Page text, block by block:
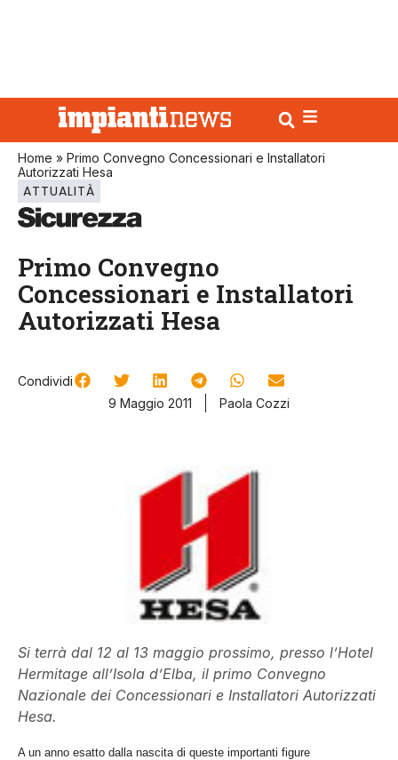
Home » Primo Convegno Concessionari e Installatori
Autorizzati Hesa
ATTUALITÀ
Primo Convegno
Concessionari e Installatori
Autorizzati Hesa
Condividi
9 Maggio 2011
Paola Cozzi
Si terrà dal 12 al 13 maggio prossimo, presso l’Hotel
Hermitage all’Isola d’Elba, il primo Convegno
Nazionale dei Concessionari e Installatori Autorizzati
Hesa.
A un anno esatto dalla nascita di queste importanti figure